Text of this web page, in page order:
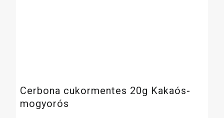
Cerbona cukormentes 20g Kakaós-
mogyorós